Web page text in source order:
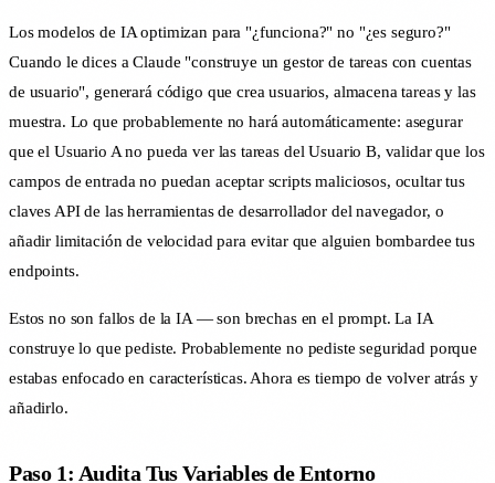
Los modelos de IA optimizan para "¿funciona?" no "¿es seguro?"
Cuando le dices a Claude "construye un gestor de tareas con cuentas
de usuario", generará código que crea usuarios, almacena tareas y las
muestra. Lo que probablemente no hará automáticamente: asegurar
que el Usuario A no pueda ver las tareas del Usuario B, validar que los
campos de entrada no puedan aceptar scripts maliciosos, ocultar tus
claves API de las herramientas de desarrollador del navegador, o
añadir limitación de velocidad para evitar que alguien bombardee tus
endpoints.
Estos no son fallos de la IA — son brechas en el prompt. La IA
construye lo que pediste. Probablemente no pediste seguridad porque
estabas enfocado en características. Ahora es tiempo de volver atrás y
añadirlo.
Paso 1: Audita Tus Variables de Entorno